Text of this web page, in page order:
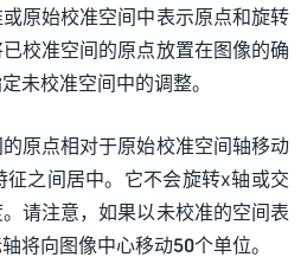
原始校准空间中表示原点和旋转
校准空间的原点放置在图像的确
未校准空间中的调整。
原点相对于原始校准空间轴移动
征之间居中。它不会旋转x轴或交
请注意，如果以未校准的空间表
将向图像中心移动50个单位。